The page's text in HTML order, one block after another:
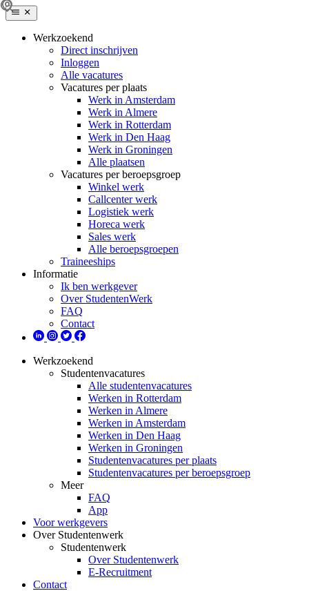
Werkzoekend
Direct inschrijven
Inloggen
Alle vacatures
Vacatures per plaats
Werk in Amsterdam
Werk in Almere
Werk in Rotterdam
Werk in Den Haag
Werk in Groningen
Alle plaatsen
Vacatures per beroepsgroep
Winkel werk
Callcenter werk
Logistiek werk
Horeca werk
Sales werk
Alle beroepsgroepen
Traineeships
Informatie
Ik ben werkgever
Over StudentenWerk
FAQ
Contact
Werkzoekend
Studentenvacatures
Alle studentenvacatures
Werken in Rotterdam
Werken in Almere
Werken in Amsterdam
Werken in Den Haag
Werken in Groningen
Studentenvacatures per plaats
Studentenvacatures per beroepsgroep
Meer
FAQ
App
Voor werkgevers
Over Studentenwerk
Studentenwerk
Over Studentenwerk
E-Recruitment
Contact